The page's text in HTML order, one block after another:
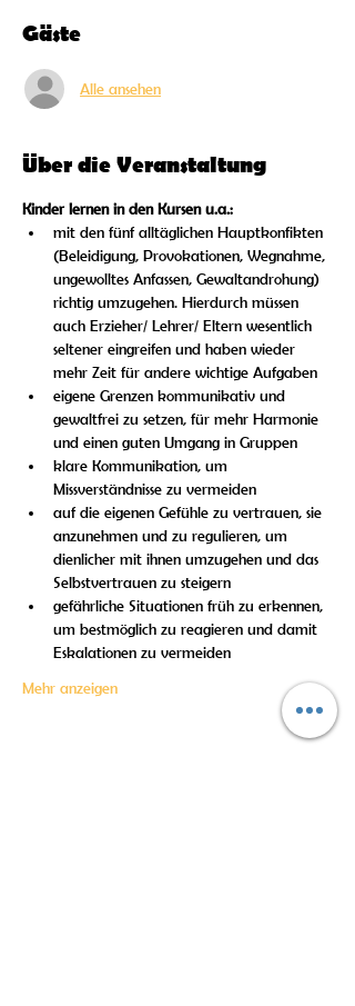
Gäste
Alle ansehen
Über die Veranstaltung
Kinder lernen in den Kursen u.a.:
mit den fünf alltäglichen Hauptkonfikten
(Beleidigung, Provokationen, Wegnahme,
ungewolltes Anfassen, Gewaltandrohung)
richtig umzugehen. Hierdurch müssen
auch Erzieher/ Lehrer/ Eltern wesentlich
seltener eingreifen und haben wieder
mehr Zeit für andere wichtige Aufgaben
eigene Grenzen kommunikativ und
gewaltfrei zu setzen, für mehr Harmonie
und einen guten Umgang in Gruppen
klare Kommunikation, um
Missverständnisse zu vermeiden
auf die eigenen Gefühle zu vertrauen, sie
anzunehmen und zu regulieren, um
dienlicher mit ihnen umzugehen und das
Selbstvertrauen zu steigern
gefährliche Situationen früh zu erkennen,
um bestmöglich zu reagieren und damit
Eskalationen zu vermeiden
Mehr anzeigen